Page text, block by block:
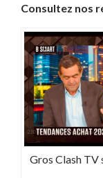
Consultez nos
Gros Clash TV